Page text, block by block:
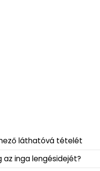
láthatóvá tételét
az inga lengésidejét?